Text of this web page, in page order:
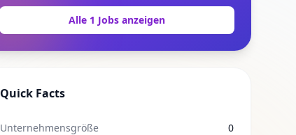
Alle 1 Jobs anzeigen
Quick Facts
Unternehmensgröße 0